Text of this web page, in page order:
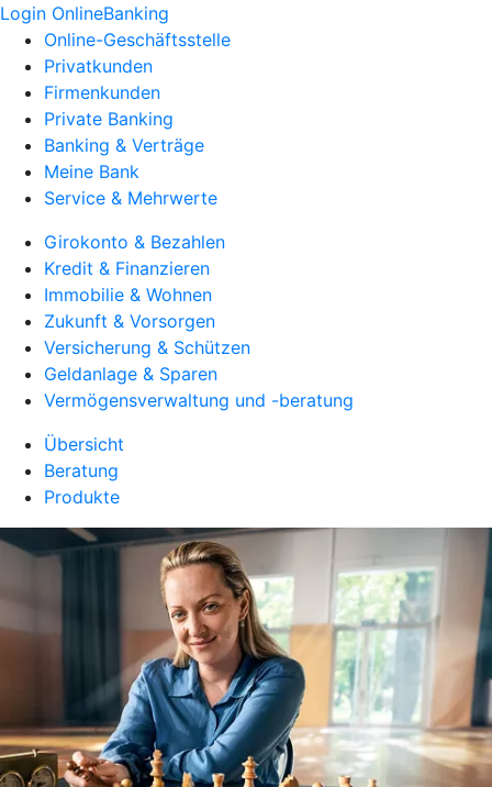
Login OnlineBanking
Online-Geschäftsstelle
Privatkunden
Firmenkunden
Private Banking
Banking & Verträge
Meine Bank
Service & Mehrwerte
Girokonto & Bezahlen
Kredit & Finanzieren
Immobilie & Wohnen
Zukunft & Vorsorgen
Versicherung & Schützen
Geldanlage & Sparen
Vermögensverwaltung und -beratung
Übersicht
Beratung
Produkte